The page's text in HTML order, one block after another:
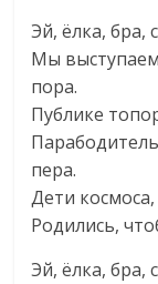
Эй, ёлка, бра,
Мы
пора.
Публике
пера.
Дети космоса,
Родились,
Эй, ёлка, бра,